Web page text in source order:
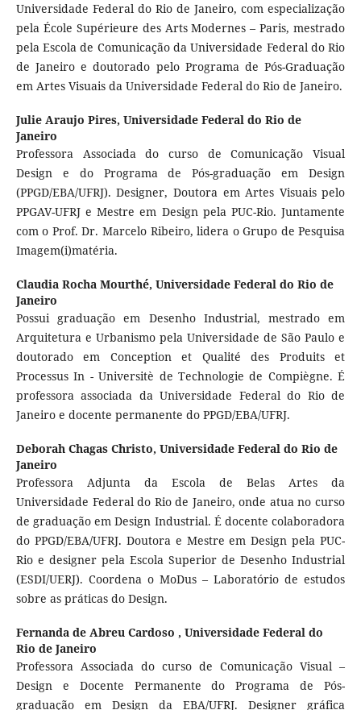
Universidade Federal do Rio de Janeiro, com especialização
pela École Supérieure des Arts Modernes – Paris, mestrado
pela Escola de Comunicação da Universidade Federal do Rio
de Janeiro e doutorado pelo Programa de Pós-Graduação
em Artes Visuais da Universidade Federal do Rio de Janeiro.
Julie Araujo Pires, Universidade Federal do Rio de
Janeiro
Professora Associada do curso de Comunicação Visual
Design e do Programa de Pós-graduação em Design
(PPGD/EBA/UFRJ). Designer, Doutora em Artes Visuais pelo
PPGAV-UFRJ e Mestre em Design pela PUC-Rio. Juntamente
com o Prof. Dr. Marcelo Ribeiro, lidera o Grupo de Pesquisa
Imagem(i)matéria.
Claudia Rocha Mourthé, Universidade Federal do Rio de
Janeiro
Possui graduação em Desenho Industrial, mestrado em
Arquitetura e Urbanismo pela Universidade de São Paulo e
doutorado em Conception et Qualité des Produits et
Processus In - Universitè de Technologie de Compiègne. É
professora associada da Universidade Federal do Rio de
Janeiro e docente permanente do PPGD/EBA/UFRJ.
Deborah Chagas Christo, Universidade Federal do Rio de
Janeiro
Professora Adjunta da Escola de Belas Artes da
Universidade Federal do Rio de Janeiro, onde atua no curso
de graduação em Design Industrial. É docente colaboradora
do PPGD/EBA/UFRJ. Doutora e Mestre em Design pela PUC-
Rio e designer pela Escola Superior de Desenho Industrial
(ESDI/UERJ). Coordena o MoDus – Laboratório de estudos
sobre as práticas do Design.
Fernanda de Abreu Cardoso , Universidade Federal do
Rio de Janeiro
Professora Associada do curso de Comunicação Visual –
Design e Docente Permanente do Programa de Pós-
graduação em Design da EBA/UFRJ. Designer gráfica